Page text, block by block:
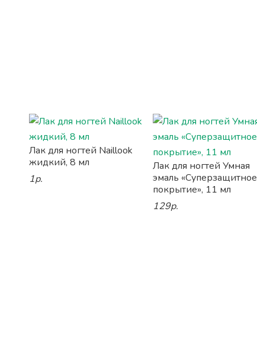
Лак для ногтей Naillook
жидкий, 8 мл
1р.
Лак для ногтей Умная
эмаль «Суперзащитное
покрытие», 11 мл
129р.